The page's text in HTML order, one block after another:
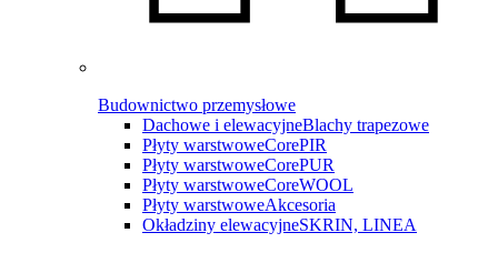
Budownictwo przemysłowe
Dachowe i elewacyjneBlachy trapezowe
Płyty warstwoweCorePIR
Płyty warstwoweCorePUR
Płyty warstwoweCoreWOOL
Płyty warstwoweAkcesoria
Okładziny elewacyjneSKRIN, LINEA